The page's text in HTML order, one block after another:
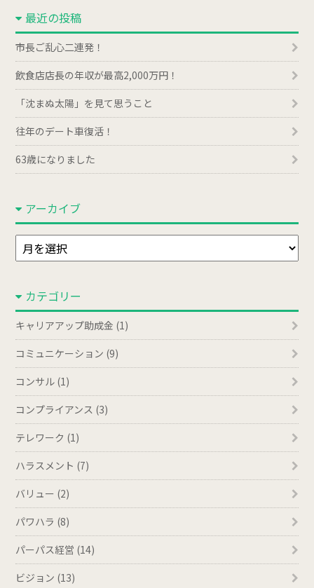
最近の投稿
市長ご乱心二連発！
飲食店店長の年収が最高2,000万円！
「沈まぬ太陽」を見て思うこと
往年のデート車復活！
63歳になりました
アーカイブ
ア
ー
イ
ブ
カテゴリー
キャリアアップ助成金 (1)
コミュニケーション (9)
コンサル (1)
コンプライアンス (3)
テレワーク (1)
ハラスメント (7)
バリュー (2)
パワハラ (8)
パーパス経営 (14)
ビジョン (13)